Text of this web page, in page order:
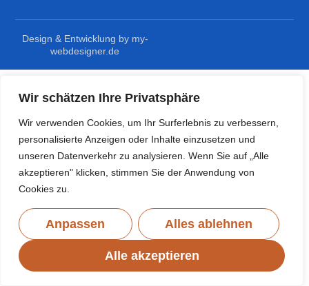
Wir schätzen Ihre Privatsphäre
Wir verwenden Cookies, um Ihr Surferlebnis zu verbessern,
personalisierte Anzeigen oder Inhalte einzusetzen und
unseren Datenverkehr zu analysieren. Wenn Sie auf „Alle
akzeptieren" klicken, stimmen Sie der Anwendung von
Cookies zu.
Anpassen Alles ablehnen
Alle akzeptieren
Design & Entwicklung by my-
webdesigner.de